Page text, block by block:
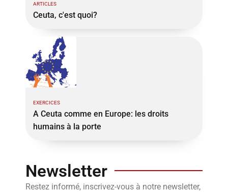
ARTICLES
Ceuta, c'est quoi?
EXERCICES
A Ceuta comme en Europe: les droits
humains à la porte
Newsletter
Restez informé, inscrivez-vous à notre newsletter,